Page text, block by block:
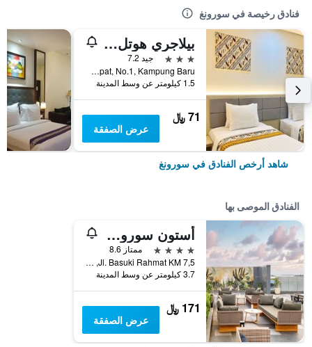
فنادق رخيصة في سورونغ
بيلاجري هوتل آند رستو
3 نجوم
جيد 7.2
Jl. Raja Ampat, No.1, Kampung Baru, سورونغ, إندونيسيا
1.5 كيلومتر عن وسط المدينة
71 ﷼
عرض الصفقة
شاهد أرخص الفنادق في سورونغ
الفنادق الموصى بها
أستون سورونج هوتل آند كونفرانس سنتر
4 نجوم
ممتاز 8.6
Jl. Basuki Rahmat KM 7,5, سورونغ, إندونيسيا
3.7 كيلومتر عن وسط المدينة
171 ﷼
عرض الصفقة